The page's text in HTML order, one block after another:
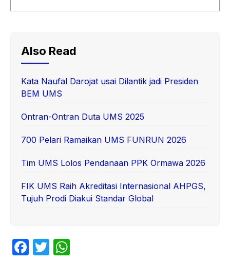
Also Read
Kata Naufal Darojat usai Dilantik jadi Presiden
BEM UMS
Ontran-Ontran Duta UMS 2025
700 Pelari Ramaikan UMS FUNRUN 2026
Tim UMS Lolos Pendanaan PPK Ormawa 2026
FIK UMS Raih Akreditasi Internasional AHPGS,
Tujuh Prodi Diakui Standar Global
F
T